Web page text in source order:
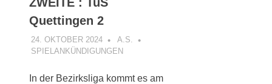
Quettingen 2
24. OKTOBER 2024
A.S.
SPIELANKÜNDIGUNGEN
In der Bezirksliga kommt es am